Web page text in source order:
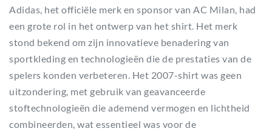
Adidas, het officiële merk en sponsor van AC Milan, had
een grote rol in het ontwerp van het shirt. Het merk
stond bekend om zijn innovatieve benadering van
sportkleding en technologieën die de prestaties van de
spelers konden verbeteren. Het 2007-shirt was geen
uitzondering, met gebruik van geavanceerde
stoftechnologieën die ademend vermogen en lichtheid
combineerden, wat essentieel was voor de